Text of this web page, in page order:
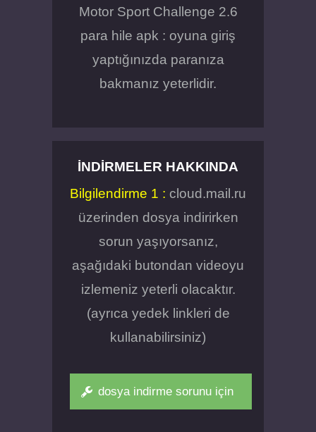
Motor Sport Challenge 2.6
para hile apk : oyuna giriş
yaptığınızda paranıza
bakmanız yeterlidir.
İNDIRMELER HAKKINDA
Bilgilendirme 1 : cloud.mail.ru
üzerinden dosya indirirken
sorun yaşıyorsanız,
aşağıdaki butondan videoyu
izlemeniz yeterli olacaktır.
(ayrıca yedek linkleri de
kullanabilirsiniz)
dosya indirme sorunu için